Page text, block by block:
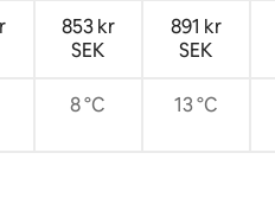
853 kr
SEK
891 kr
SEK
8 °C 13 °C